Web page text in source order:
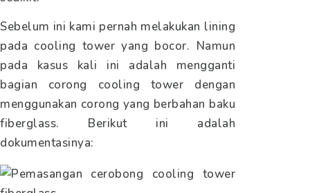
Sebelum ini kami pernah melakukan lining
pada cooling tower yang bocor. Namun
pada kasus kali ini adalah mengganti
bagian corong cooling tower dengan
menggunakan corong yang berbahan baku
fiberglass. Berikut ini adalah
dokumentasinya: